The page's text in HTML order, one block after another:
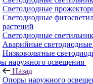
Светодиодные
Светодиодные
растений
Светодиодные
Аварийные светодиодные
Низковольтные
наружного освещения
Назад
Опоры наружного